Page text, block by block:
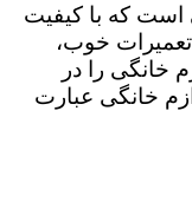
است که با کیفیت
خوب،
خانگی را در
خانگی عبارت